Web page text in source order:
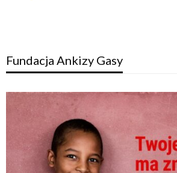
Fundacja Ankizy Gasy